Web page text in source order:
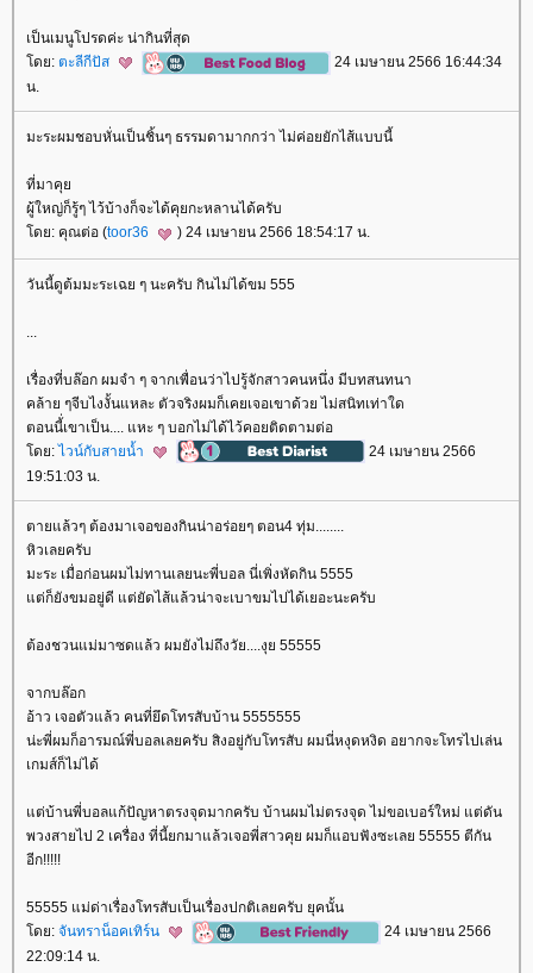
เป็นเมนูโปรดค่ะ น่ากินที่สุด
ดย: ตะลีกีปัส
24 เมษายน 2566 16:44:34
น.
มะระผมชอบหั่นเป็นชิ้นๆ ธรรมดามากกว่า ไม่ค่อยยักไส้แบบนี้
ที่มาคุ
ผู้ใหญ่ก็รู้ๆ ไว้บ้างก็จะได้คุยกะหลานได้ครับ
ดย: คุณต่อ (toor36 ) 24 เมษายน 2566 18:54:17 น.
วันนี้ดูต้มมะระเฉย ๆ นะครับ กินไม่ได้ขม 555
เรื่องที่บล๊อก ผมจำ ๆ จากเพื่อนว่าไปรู้จักสาวคนหนึ่ง มีบทสนทนา
คล้าย ๆจีบไงงั้นแหละ ตัวจริงผมก็เคยเจอเขาด้วย ไม่สนิทเท่าใด
ตอนนี้่เขาเป็น.... แหะ ๆ บอกไม่ได้ไว้คอยติดตามต่อ
ดย:ไวน์กับสายน้ำ
24 เมษายน 2566
19:51:03 น.
ตายแล้วๆ ต้องมาเจอของกินน่าอร่อยๆ ตอน4 ทุ่ม........
หิวเลยครับ
มะระ เมื่อก่อนผมไม่ทานเลยนะพี่บอล นี่เพิ่งหัดกิน 5555
ต่ก็ยังขมอยู่ดี แต่ยัดไส้แล้วน่าจะเบาขมไปได้เยอะนะครับ
ต้องชวนแม่มาซดแล้ว ผมยังไม่ถึงวัย....งุย 55555
จากบล๊อก
อ้าว เจอตัวแล้ว คนที่ยึดโทรสับบ้าน 5555555
น่ะพี่ผมก็อารมณ์พี่บอลเลยครับ สิงอยู่กับโทรสับ ผมนี่หงุดหงิด อยากจะโทรไปเล่น
เกมส์ก็ไม่ได้
ต่บ้านพี่บอลแก้ปัญหาตรงจุดมากครับ บ้านผมไม่ตรงจุด ไม่ขอเบอร์ใหม่ แต่ดัน
พวงสายไป 2 เครื่อง ที่นี้ยกมาแล้วเจอพี่สาวคุย ผมก็แอบฟังซะเลย 55555 ตีกัน
อีก!!!!!
55555 แม่ด่าเรื่องโทรสับเป็นเรื่องปกติเลยครับ ยุคนั้น
ดย: จันทราน็อคเทิร์น
24 เมษายน 2566
22:09:14 น.